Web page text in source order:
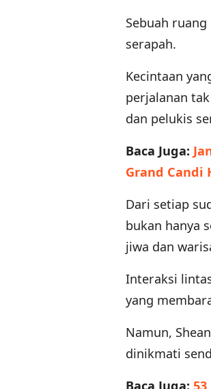
Sebuah
serapah.
Kecintaan
perjalanan
dan pelukis
Baca Juga:
Grand Candi
Dari setiap
bukan hanya
jiwa dan
Interaksi
yang
Namun,
dinikmati
Baca Juga: